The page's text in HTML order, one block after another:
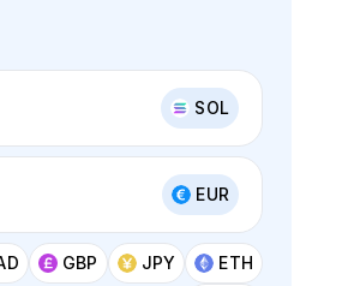
SOL
EUR
GBP JPY
ETH